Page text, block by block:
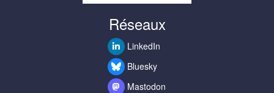
Réseaux
LinkedIn
Bluesky
Mastodon